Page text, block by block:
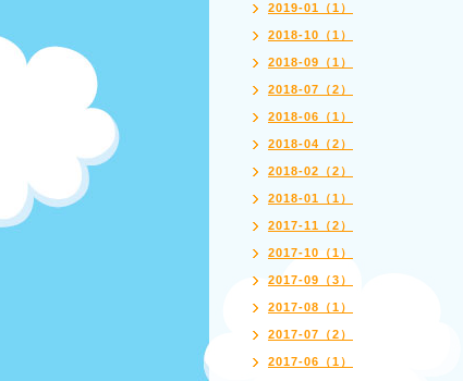
2019-01（1）
2018-10（1）
2018-09（1）
2018-07（2）
2018-06（1）
2018-04（2）
2018-02（2）
2018-01（1）
2017-11（2）
2017-10（1）
2017-09（3）
2017-08（1）
2017-07（2）
2017-06（1）